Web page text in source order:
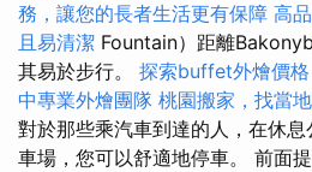
務，讓您的長者生活更有保障 高
且易清潔 Fountain）距離
其易於步行。 探索buffet外燴價
中專業外燴團隊 桃園搬家，找當
對於那些乘汽車到達的人，在休
車場，您可以舒適地停車。 前面